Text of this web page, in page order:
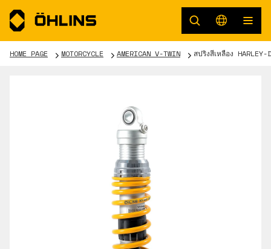
HOME PAGE MOTORCYCLE AMERICAN V-TWIN สปริงสีเหลือง HARLEY-